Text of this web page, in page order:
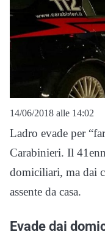
14/06/2018 alle 14:02
Ladro evade per
Carabinieri. Il
domiciliari, ma dai
assente da casa.
Evade dai